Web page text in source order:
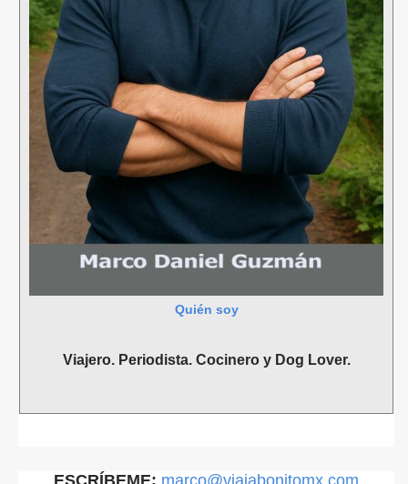
Quién soy
Viajero. Periodista. Cocinero y Dog Lover.
ESCRÍBEME: marco@viajabonitomx.com